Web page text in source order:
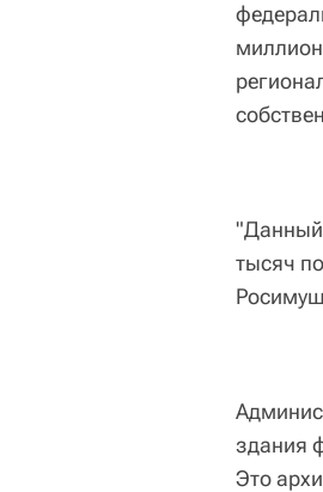
"Данный
тысяч
здания
Это